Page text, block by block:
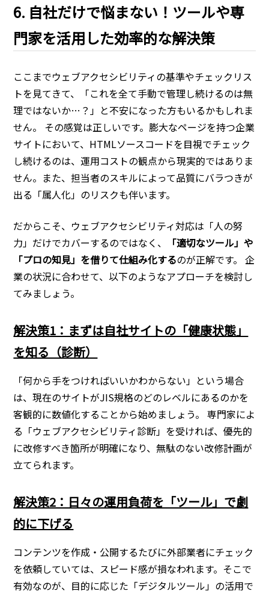
6. 自社だけで悩まない！ツールや専
門家を活用した効率的な解決策
ここまでウェブアクセシビリティの基準やチェックリス
トを見てきて、「これを全て手動で管理し続けるのは無
理ではないか…？」と不安になった方もいるかもしれま
せん。 その感覚は正しいです。膨大なページを持つ企業
サイトにおいて、HTMLソースコードを目視でチェック
し続けるのは、運用コストの観点から現実的ではありま
せん。また、担当者のスキルによって品質にバラつきが
出る「属人化」のリスクも伴います。
だからこそ、ウェブアクセシビリティ対応は「人の努
力」だけでカバーするのではなく、
「適切なツール」や
「プロの知見」を借りて仕組み化するのが正解です。 企
業の状況に合わせて、以下のようなアプローチを検討し
てみましょう。
解決策1：まずは自社サイトの「健康状態」
を知る（診断）
「何から手をつければいいかわからない」という場合
は、現在のサイトがJIS規格のどのレベルにあるのかを
客観的に数値化することから始めましょう。 専門家によ
る「ウェブアクセシビリティ診断」を受ければ、優先的
に改修すべき箇所が明確になり、無駄のない改修計画が
立てられます。
解決策2：日々の運用負荷を「ツール」で劇
的に下げる
コンテンツを作成・公開するたびに外部業者にチェック
を依頼していては、スピード感が損なわれます。そこで
有効なのが、目的に応じた「デジタルツール」の活用で